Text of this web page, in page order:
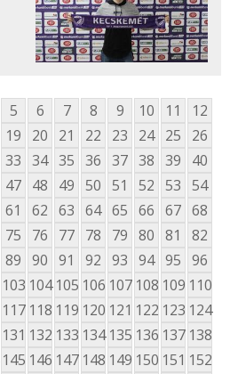
5 6 7 8 9 10 11
12
19 20 21 22 23 24 25
26
33 34 35 36 37 38 39
40
47 48 49 50 51 52 53 54
61 62 63 64 65 66 67 68
75 76 77 78 79 80 81
82
89 90 91 92 93 94 95 96
103 104 105 106 107 108 109 110
117 118 119 120 121 122 123 124
131 132 133 134 135 136 137 138
145 146 147 148 149 150 151 152